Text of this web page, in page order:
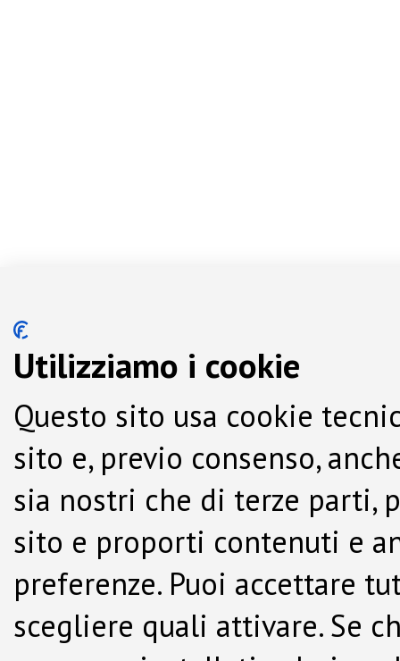
Utilizziamo i cookie
Questo sito usa cookie
sito e, previo consenso,
sia nostri che di terze parti,
sito e proporti contenuti e
preferenze. Puoi accettare
scegliere quali attivare. Se